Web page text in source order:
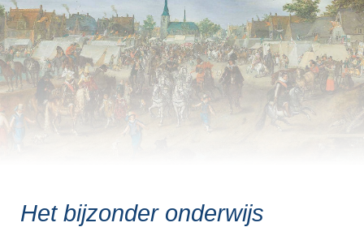
Het bijzonder onderwijs